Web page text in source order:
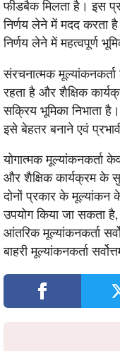
फीडबैक मिलता है। इस
निर्णय लेने में मदद करता
निर्णय लेने में महत्वपूर्ण
संरचनात्मक
रहता है और शैक्षिक
सक्रिय भूमिका निभाता
इसे बेहतर बनाने एवं
योगात्मक मूल्यांकनकर्ता
और शैक्षिक कार्यक्रम के
दोनों प्रकार के मूल्यांकन
उपयोग किया जा सकता
आंतरिक मूल्यांकनकर्ता
बाहरी मूल्यांकनकर्ता